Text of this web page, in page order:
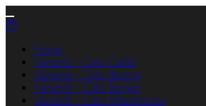
Home
Venerdì - Ceto Celibi
Venerdì - Ceto Pecorai
Venerdì - Ceto Borgesi
Venerdì - Ceto Maestranza